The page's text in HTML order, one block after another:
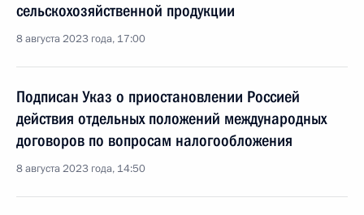
сельскохозяйственной продукции
8 августа 2023 года, 17:00
Подписан Указ о приостановлении Россией
действия отдельных положений международных
договоров по вопросам налогообложения
8 августа 2023 года, 14:50